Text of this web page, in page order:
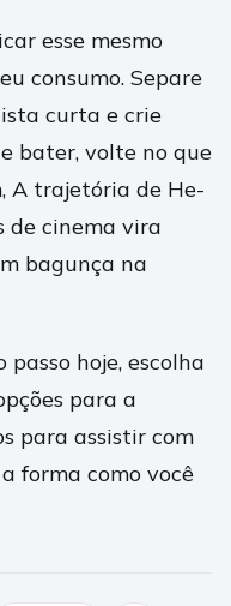
esse mesmo
consumo. Separe
curta e crie
bater, volte no que
A trajetória de He-
de cinema vira
bagunça na
hoje, escolha
para a
para assistir com
forma como você